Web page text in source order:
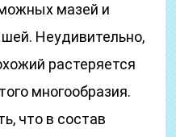
мазей и
Неудивительно,
растеряется
многообразия.
что в состав